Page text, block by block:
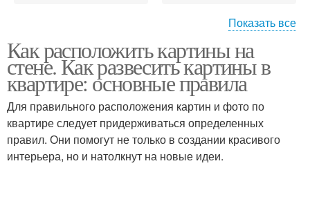
Картина к интерьеру Тематическая картина
Картины в спальню Картина над диваном
Показать все
Как расположить картины на
стене. Как развесить картины в
квартире: основные правила
Для правильного расположения картин и фото по
квартире следует придерживаться определенных
правил. Они помогут не только в создании красивого
интерьера, но и натолкнут на новые идеи.